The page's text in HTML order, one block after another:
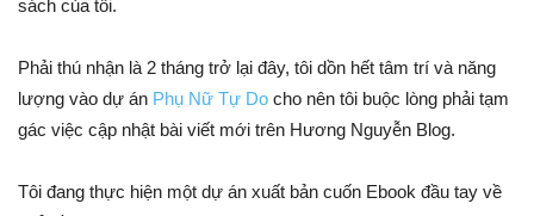
sách của tôi.
Phải thú nhận là 2 tháng trở lại đây, tôi dồn hết tâm trí và năng
lượng vào dự án Phụ Nữ Tự Do cho nên tôi buộc lòng phải tạm
gác việc cập nhật bài viết mới trên Hương Nguyễn Blog.
Tôi đang thực hiện một dự án xuất bản cuốn Ebook đầu tay về